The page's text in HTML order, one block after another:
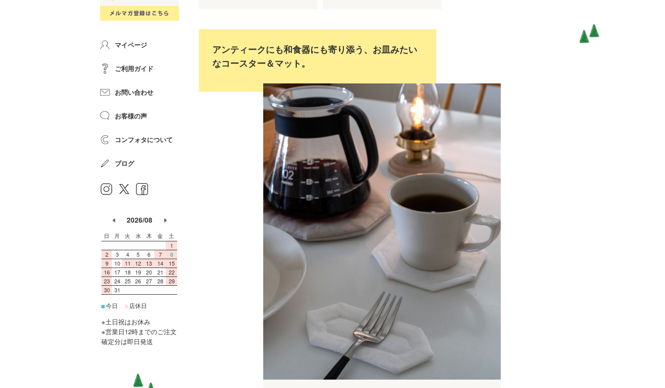
アンティークにも和食器にも寄り添う、お皿みたい
なコースター＆マット。
マイページ
ご利用ガイド
お問い合わせ
お客様の声
コンフォタについて
ブログ
2026/08
日 月 火 水 木 金
土
1
2
3 4 5 6 7 8
9 10 11 12 13 14
15
16
17 18 19 20 21
22
23 24 25 26 27 28
29
30 31
■今日 ■ 店休日
※土日祝はお休み
※営業日12時までのご注文
確定分は即日発送